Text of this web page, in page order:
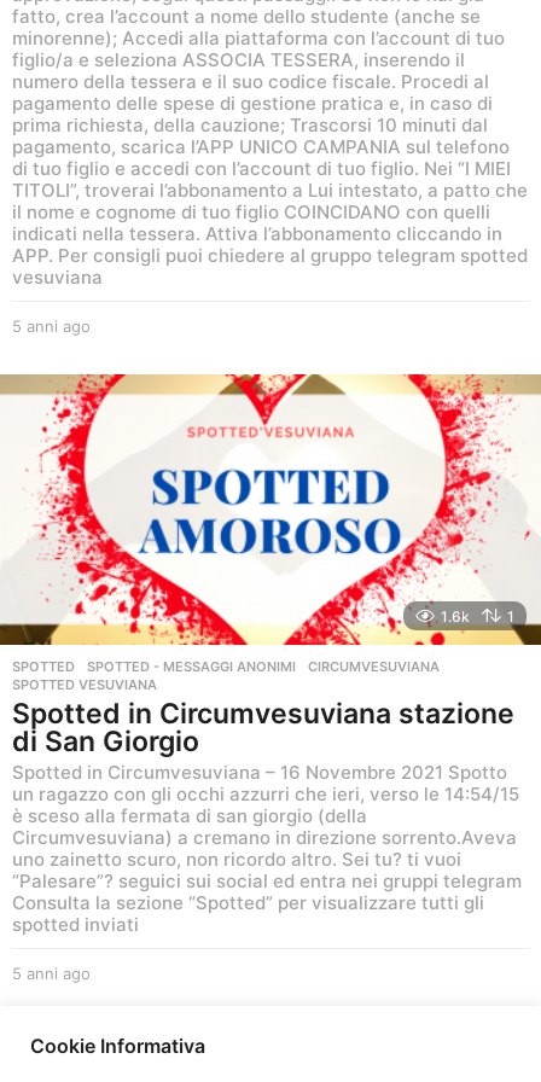
fatto, crea l’account a nome dello studente (anche se
minorenne); Accedi alla piattaforma con l’account di tuo
figlio/a e seleziona ASSOCIA TESSERA, inserendo il
numero della tessera e il suo codice fiscale. Procedi al
pagamento delle spese di gestione pratica e, in caso di
prima richiesta, della cauzione; Trascorsi 10 minuti dal
pagamento, scarica l’APP UNICO CAMPANIA sul telefono
di tuo figlio e accedi con l’account di tuo figlio. Nei “I MIEI
TITOLI”, troverai l’abbonamento a Lui intestato, a patto che
il nome e cognome di tuo figlio COINCIDANO con quelli
indicati nella tessera. Attiva l’abbonamento cliccando in
APP. Per consigli puoi chiedere al gruppo telegram spotted
vesuviana
5 anni ago
n
n
i
1.6k 1
SPOTTED ,SPOTTED - MESSAGGI ANONIMI CIRCUMVESUVIANA
SPOTTED VESUVIANA
Spotted in Circumvesuviana stazione
di San Giorgio
Spotted in Circumvesuviana – 16 Novembre 2021 Spotto
un ragazzo con gli occhi azzurri che ieri, verso le 14:54/15
è sceso alla fermata di san giorgio (della
Circumvesuviana) a cremano in direzione sorrento.Aveva
uno zainetto scuro, non ricordo altro. Sei tu? ti vuoi
“Palesare”? seguici sui social ed entra nei gruppi telegram
Consulta la sezione “Spotted” per visualizzare tutti gli
spotted inviati
5 anni ago
n
Cookie Informativa